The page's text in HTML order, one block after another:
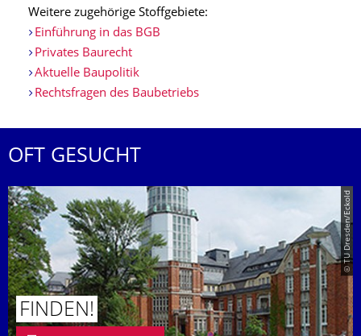
Weitere zugehörige Stoffgebiete:
Einführung in das BGB
Privates Baurecht
Aktuelle Baupolitik
Rechtsfragen des Baubetriebs
OFT GESUCHT
© TU Dresden/Eckold
FINDEN!